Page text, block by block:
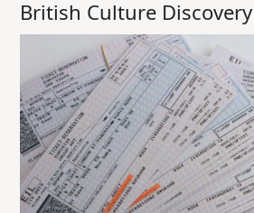
British Culture Discovery